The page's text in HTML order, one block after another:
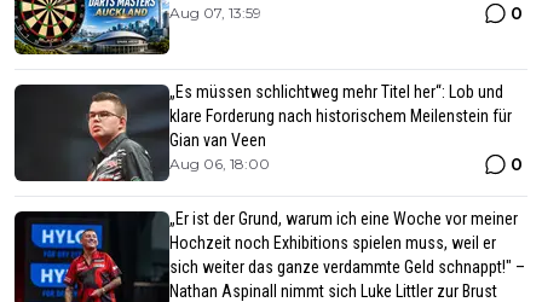
Aug 07, 13:59 0
„Es müssen schlichtweg mehr Titel her“: Lob und
klare Forderung nach historischem Meilenstein für
Gian van Veen
Aug 06, 18:00 0
„Er ist der Grund, warum ich eine Woche vor meiner
Hochzeit noch Exhibitions spielen muss, weil er
sich weiter das ganze verdammte Geld schnappt!" –
Nathan Aspinall nimmt sich Luke Littler zur Brust